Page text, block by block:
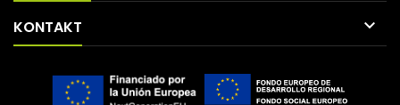
KONTAKT 